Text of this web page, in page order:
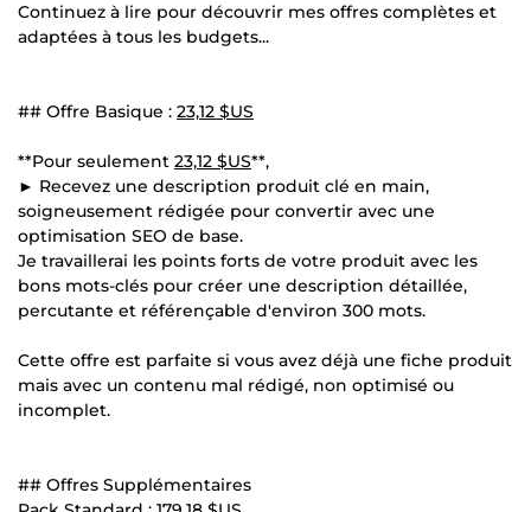
Continuez à lire pour découvrir mes offres complètes et
adaptées à tous les budgets...
## Offre Basique : 23,12 $US
**Pour seulement 23,12 $US**,
► Recevez une description produit clé en main,
soigneusement rédigée pour convertir avec une
optimisation SEO de base.
Je travaillerai les points forts de votre produit avec les
bons mots-clés pour créer une description détaillée,
percutante et référençable d'environ 300 mots.
Cette offre est parfaite si vous avez déjà une fiche produit
mais avec un contenu mal rédigé, non optimisé ou
incomplet.
## Offres Supplémentaires